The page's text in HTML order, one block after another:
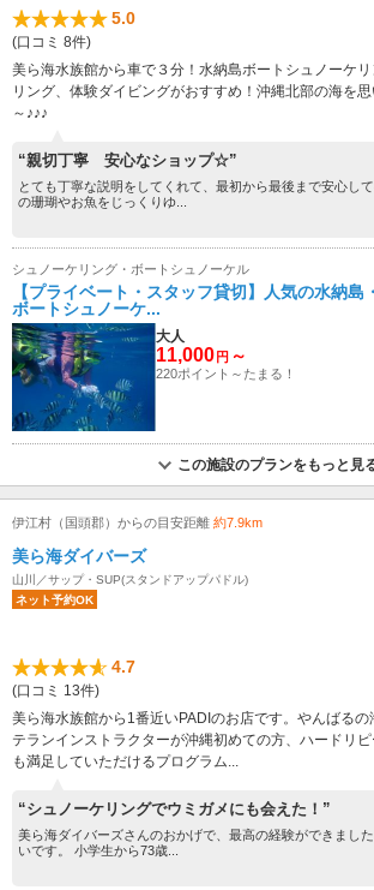
5.0
(口コミ 8件)
美ら海水族館から車で３分！水納島ボートシュノーケ
リング、体験ダイビングがおすすめ！沖縄北部の海を
～♪♪♪
“親切丁寧 安心なショップ☆”
とても丁寧な説明をしてくれて、最初から最後まで安心し
の珊瑚やお魚をじっくりゆ...
シュノーケリング・ボートシュノーケル
【プライベート・スタッフ貸切】人気の水納島
ボートシュノーケ...
大人
11,000 円 ～
220ポイント～たまる！
この施設のプランをもっと見
伊江村（国頭郡）からの目安距離 約7.9km
美ら海ダイバーズ
山川／サップ・SUP(スタンドアップパドル)
ネット予約OK
4.7
(口コミ 13件)
美ら海水族館から1番近いPADIのお店です。やんばる
テランインストラクターが沖縄初めての方、ハードリ
も満足していただけるプログラム...
“シュノーケリングでウミガメにも会えた！”
美ら海ダイバーズさんのおかげで、最高の経験ができまし
いです。 小学生から73歳...